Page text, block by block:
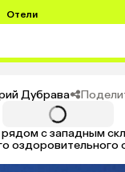
Отели
Дубрава
с западным
оздоровительного